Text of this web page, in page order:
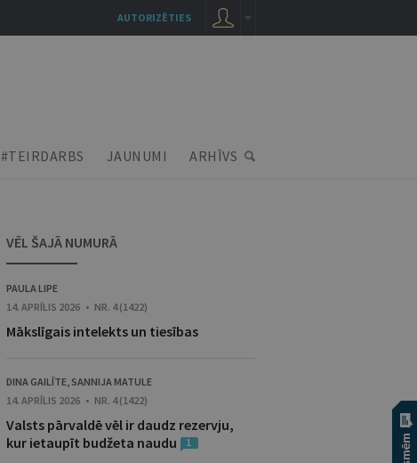
#TEIRDARBS JAUNUMI ARHĪVS
VĒL ŠAJĀ NUMURĀ
PAULA LIPE
14. APRĪLIS 2026 • NR. 4 (1422)
Mākslīgais intelekts un tiesības
DINA GAILĪTE,SANNIJA MATULE
14. APRĪLIS 2026 • NR. 4 (1422)
Valsts pārvaldē vēl ir daudz rezervju,
kur ietaupīt budžeta naudu
1
AUTORIZĒTIES